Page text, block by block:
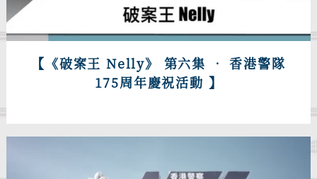
【《破案王 Nelly》 第六集 • 香港警隊
175周年慶祝活動 】